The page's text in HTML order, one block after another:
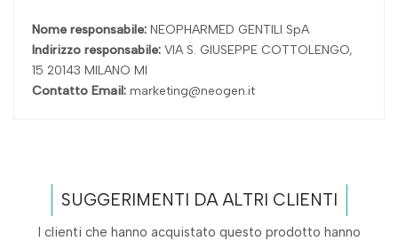
Nome responsabile: NEOPHARMED GENTILI SpA
Indirizzo responsabile: VIA S. GIUSEPPE COTTOLENGO,
15 20143 MILANO MI
Contatto Email: marketing@neogen.it
SUGGERIMENTI DA ALTRI CLIENTI
I clienti che hanno acquistato questo prodotto hanno